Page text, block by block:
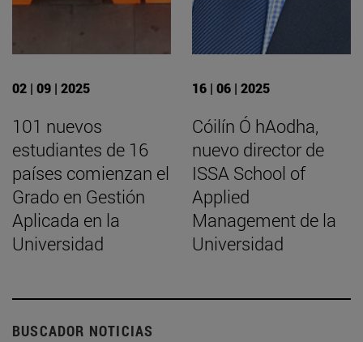
02 | 09 | 2025
101 nuevos
estudiantes de 16
países comienzan el
Grado en Gestión
Aplicada en la
Universidad
16 | 06 | 2025
Cóilín Ó hAodha,
nuevo director de
ISSA School of
Applied
Management de la
Universidad
BUSCADOR NOTICIAS